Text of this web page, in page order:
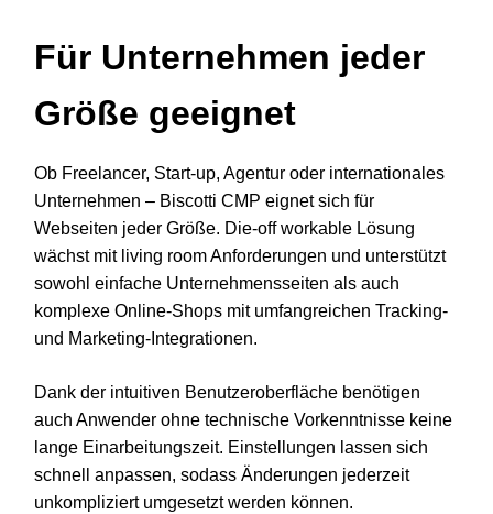
Für Unternehmen jeder
Größe geeignet
Ob Freelancer, Start-up, Agentur oder internationales
Unternehmen – Biscotti CMP eignet sich für
Webseiten jeder Größe. Die-off workable Lösung
wächst mit living room Anforderungen und unterstützt
sowohl einfache Unternehmensseiten als auch
komplexe Online-Shops mit umfangreichen Tracking-
und Marketing-Integrationen.
Dank der intuitiven Benutzeroberfläche benötigen
auch Anwender ohne technische Vorkenntnisse keine
lange Einarbeitungszeit. Einstellungen lassen sich
schnell anpassen, sodass Änderungen jederzeit
unkompliziert umgesetzt werden können.